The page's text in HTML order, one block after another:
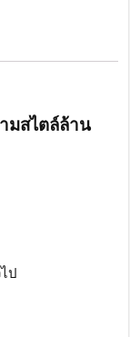
มสไตล์ล้าน
ป